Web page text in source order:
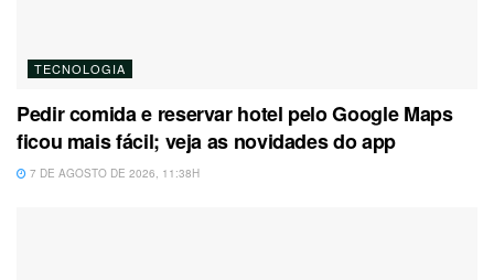
TECNOLOGIA
Pedir comida e reservar hotel pelo Google Maps
ficou mais fácil; veja as novidades do app
7 DE AGOSTO DE 2026, 11:38H